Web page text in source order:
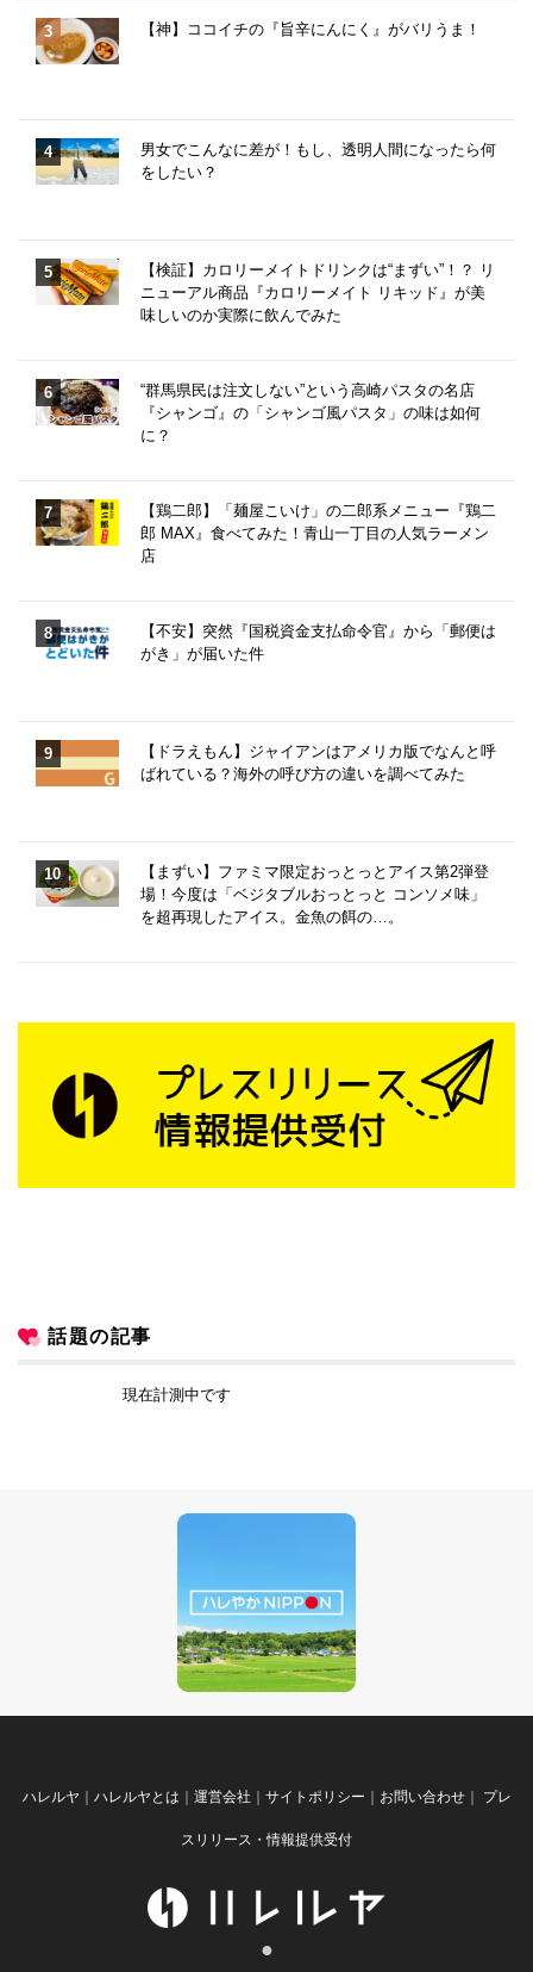
【神】ココイチの『旨辛にんにく』がバリうま！
男女でこんなに差が！もし、透明人間になったら何
をしたい？
【検証】カロリーメイトドリンクは“まずい”！？ リ
ニューアル商品『カロリーメイト リキッド』が美
味しいのか実際に飲んでみた
“群馬県民は注文しない”という高崎パスタの名店
『シャンゴ』の「シャンゴ風パスタ」の味は如何
に？
【鶏二郎】「麺屋こいけ」の二郎系メニュー『鶏二
郎 MAX』食べてみた！青山一丁目の人気ラーメン
店
【不安】突然『国税資金支払命令官』から「郵便は
がき」が届いた件
【ドラえもん】ジャイアンはアメリカ版でなんと呼
ばれている？海外の呼び方の違いを調べてみた
【まずい】ファミマ限定おっとっとアイス第2弾登
場！今度は「ベジタブルおっとっと コンソメ味」
を超再現したアイス。金魚の餌の…。
話題の記事
現在計測中です
ハレルヤ ハレルヤとは 運営会社 サイトポリシー お問い合わせ｜ プレ
スリリース・情報提供受付
●